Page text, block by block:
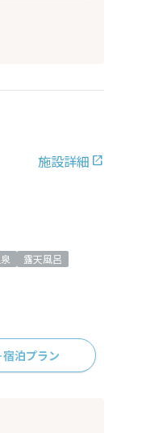
施設詳細
露天風呂
泊プラン